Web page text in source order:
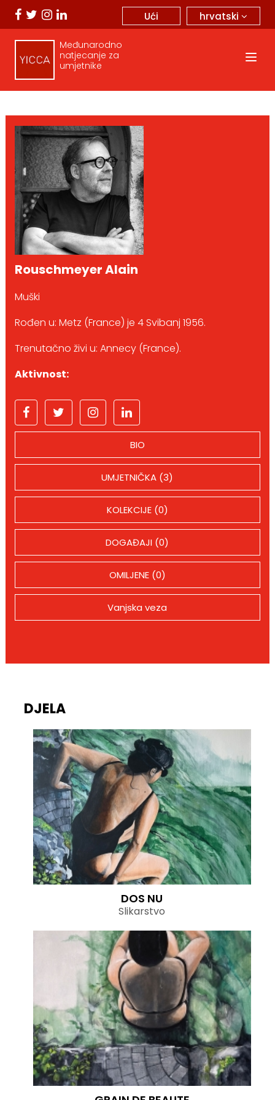
hrvatski
Ući
Međunarodno
natjecanje za
umjetnike
Rouschmeyer Alain
Muški
Rođen u: Metz (France) je 4 Svibanj 1956.
Trenutačno živi u: Annecy (France).
Aktivnost:
BIO
UMJETNIČKA (3)
KOLEKCIJE (0)
DOGAĐAJI (0)
OMILJENE (0)
Vanjska veza
DJELA
DOS NU
Slikarstvo